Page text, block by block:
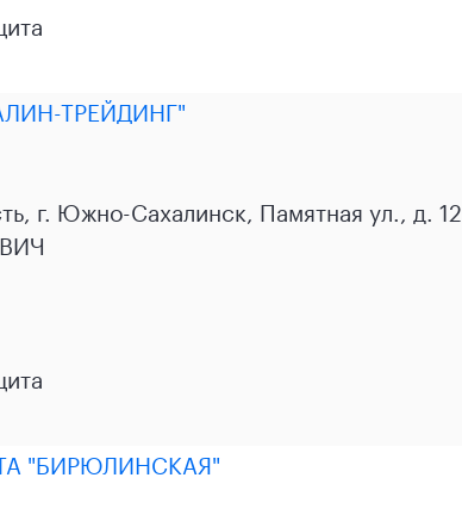
ТРЕЙДИНГ"
г. Южно-Сахалинск, Памятная ул., д. 12
"БИРЮЛИНСКАЯ"